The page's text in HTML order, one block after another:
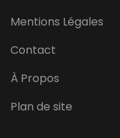
Mentions Légales
Contact
À Propos
Plan de site